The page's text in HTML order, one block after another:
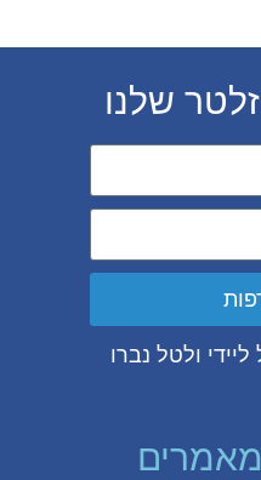
שלנו
ולטל נברו